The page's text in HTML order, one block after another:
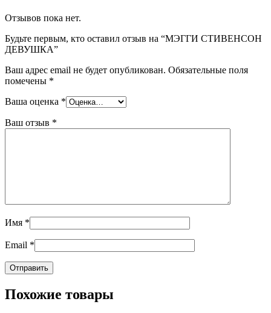
Отзывов пока нет.
Будьте первым, кто оставил отзыв на “МЭГГИ СТИВЕНСОН
ДЕВУШКА”
Ваш адрес email не будет опубликован. Обязательные поля
помечены *
Ваша оценка *
Ваш отзыв *
Имя *
Email *
Похожие товары